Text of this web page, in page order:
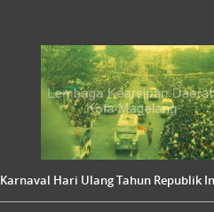
Karnaval Hari Ulang Tahun Republik